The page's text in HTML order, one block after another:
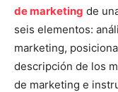
de marketing de
seis elementos:
marketing,
descripción de los
de marketing e